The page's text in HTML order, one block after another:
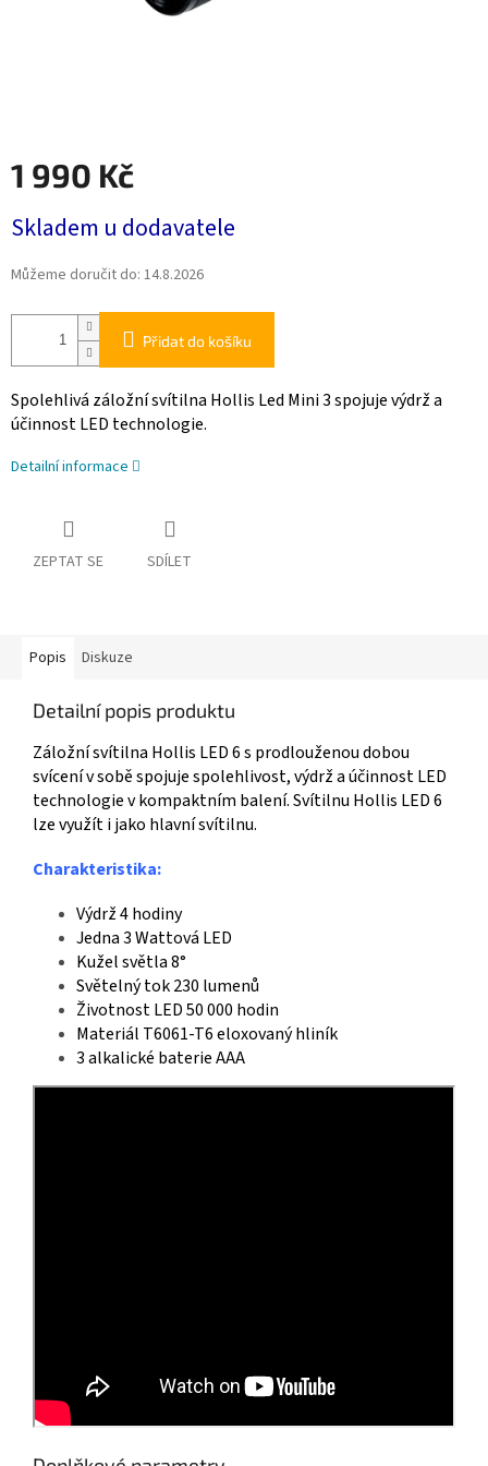
1 990 Kč
cena:
Skladem u dodavatele
Můžeme doručit do: 14.8.2026
Přidat do košíku
Spolehlivá záložní svítilna Hollis Led Mini 3 spojuje výdrž a
účinnost LED technologie.
Detailní informace
ZEPTAT SE SDÍLET
Popis Diskuze
Detailní popis produktu
Záložní svítilna Hollis LED 6 s prodlouženou dobou
svícení v sobě spojuje spolehlivost, výdrž a účinnost LED
technologie v kompaktním balení. Svítilnu Hollis LED 6
lze využít i jako hlavní svítilnu.
Charakteristika:
Výdrž 4 hodiny
Jedna 3 Wattová LED
Kužel světla 8°
Světelný tok 230 lumenů
Životnost LED 50 000 hodin
Materiál T6061-T6 eloxovaný hliník
3 alkalické baterie AAA